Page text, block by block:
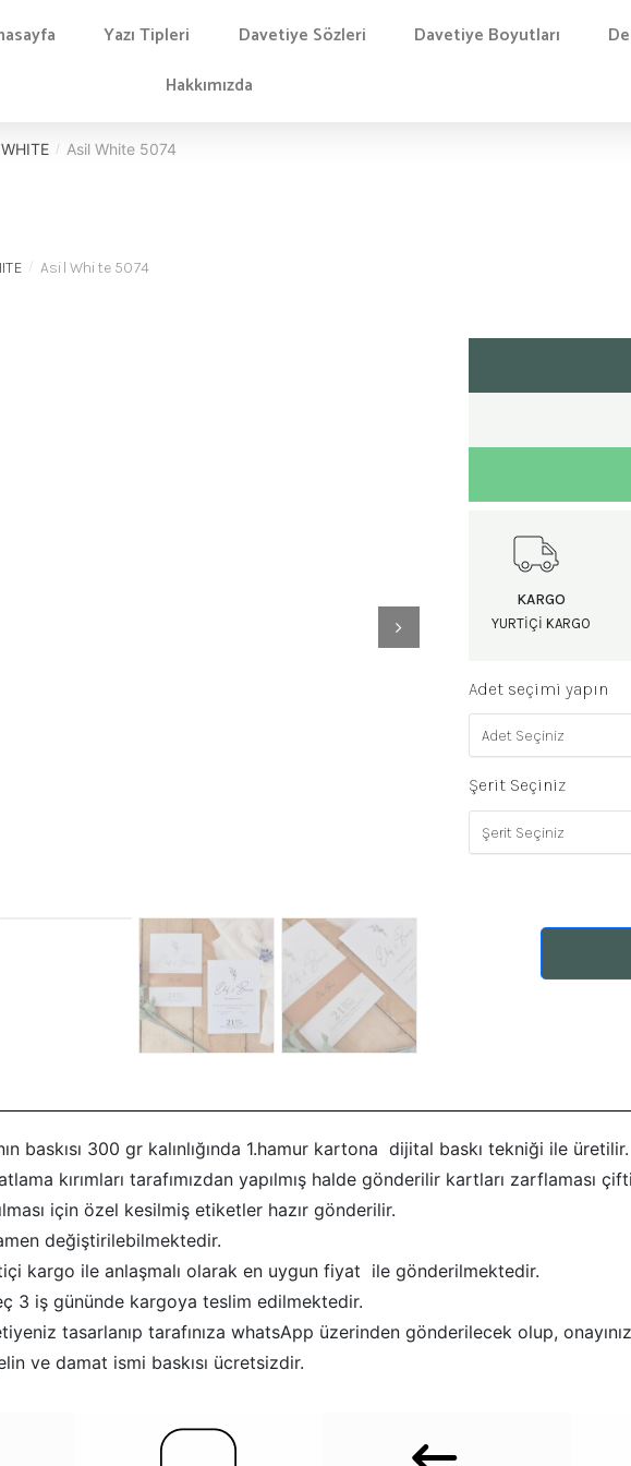
Yazı Tipleri Davetiye Sözleri Davetiye Boyutları
Hakkımızda
/ Asil White 5074
/ Asil White 5074
KARGO
YURTIÇI KARGO
Adet seçimi yapın
Şerit Seçiniz
baskısı 300 gr kalınlığında 1.hamur kartona dijital baskı tekniği ile üretilir.
kırımları tarafımızdan yapılmış halde gönderilir kartları zarflaması
için özel kesilmiş etiketler hazır gönderilir.
değiştirilebilmektedir.
kargo ile anlaşmalı olarak en uygun fiyat ile gönderilmektedir.
3 iş gününde kargoya teslim edilmektedir.
tasarlanıp tarafınıza whatsApp üzerinden gönderilecek olup,
ve damat ismi baskısı ücretsizdir.